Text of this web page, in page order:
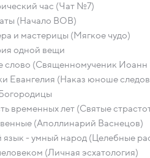
час (Чат №7)
(Начало ВОВ)
и мастерицы (Мягкое чудо)
одной вещи
слово (Священномученик Иоанн
Евангелия (Наказ юноше
временных лет (Святые
(Аполлинарий Васнецов)
- умный народ (Целебные
(Личная эсхатология)